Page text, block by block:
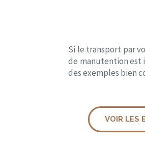
Si le transport par
de manutention est
des exemples bien
VOIR LES